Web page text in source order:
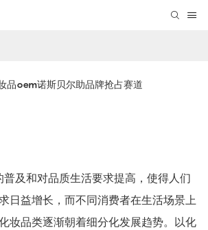
品oem诺斯贝尔助品牌抢占赛道
普及和对品质生活要求提高，使得人们
日益增长，而不同消费者在生活场景上
妆品类逐渐朝着细分化发展趋势。以化